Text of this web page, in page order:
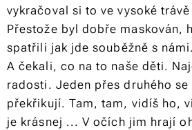
vykračoval si to ve vysoké
Přestože byl dobře maskován,
spatřili jak jde souběžně s
A čekali, co na to naše děti.
radosti. Jeden přes druhého
překřikují. Tam, tam, vidíš ho,
je krásnej ... V očích jim hrají